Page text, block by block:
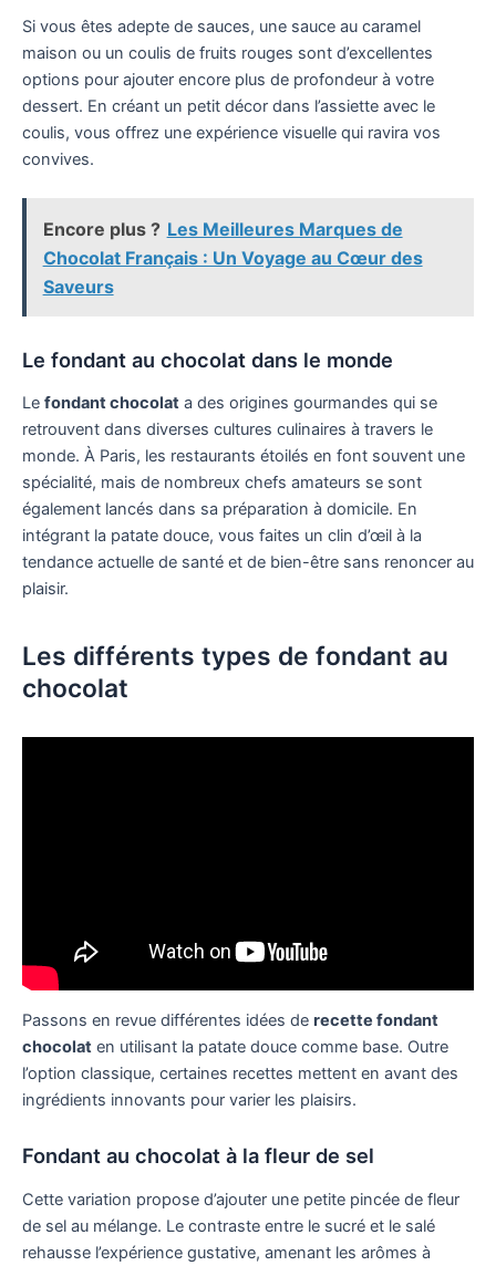
Si vous êtes adepte de sauces, une sauce au caramel
maison ou un coulis de fruits rouges sont d’excellentes
options pour ajouter encore plus de profondeur à votre
dessert. En créant un petit décor dans l’assiette avec le
coulis, vous offrez une expérience visuelle qui ravira vos
convives.
Encore plus ? Les Meilleures Marques de
Chocolat Français : Un Voyage au Cœur des
Saveurs
Le fondant au chocolat dans le monde
Le fondant chocolat a des origines gourmandes qui se
retrouvent dans diverses cultures culinaires à travers le
monde. À Paris, les restaurants étoilés en font souvent une
spécialité, mais de nombreux chefs amateurs se sont
également lancés dans sa préparation à domicile. En
intégrant la patate douce, vous faites un clin d’œil à la
tendance actuelle de santé et de bien-être sans renoncer au
plaisir.
Les différents types de fondant au
chocolat
Passons en revue différentes idées de recette fondant
chocolat en utilisant la patate douce comme base. Outre
l’option classique, certaines recettes mettent en avant des
ingrédients innovants pour varier les plaisirs.
Fondant au chocolat à la fleur de sel
Cette variation propose d’ajouter une petite pincée de fleur
de sel au mélange. Le contraste entre le sucré et le salé
rehausse l’expérience gustative, amenant les arômes à